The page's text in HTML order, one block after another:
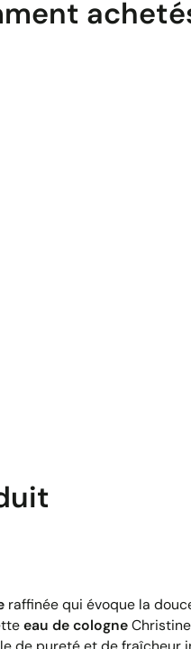
raffinée qui évoque la
eau de cologne